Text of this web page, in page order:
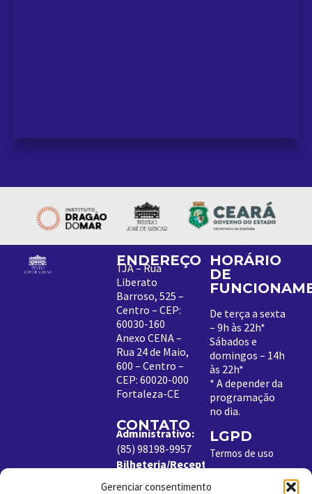
Gerenciar consentimento
ENDEREÇO
TJA – Rua
Liberato
Barroso, 525 –
Centro – CEP:
60030-160
Anexo CENA –
Rua 24 de Maio,
600 – Centro –
CEP: 60020-000
Fortaleza-CE
CONTATO
Administrativo:
(85) 98198-9957
Bilheteria/Receptivo:
(85) 99204-8843
HORÁRIO
DE
De terça a sexta
– 9h às 22h*
Sábados e
domingos – 14h
às 22h*
* A depender da
programação
no dia.
LGPD
Termos de uso